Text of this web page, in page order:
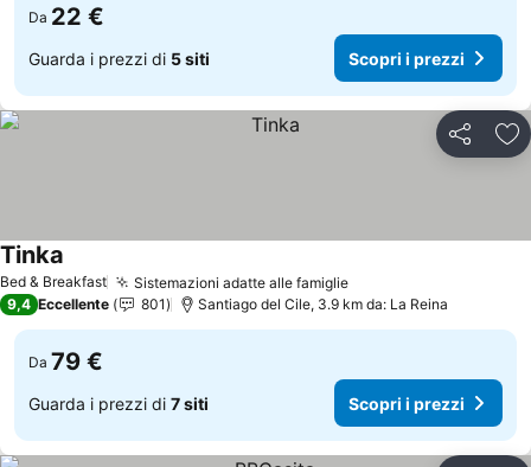
Da 22 €
Guarda i prezzi di 5 siti Scopri i prezzi
Condividi
Bed & Breakfast Sistemazioni adatte alle famiglie
Tinka
9,4 Eccellente 801 Santiago del Cile, 3.9 km da: La Reina
Da 79 €
Guarda i prezzi di 7 siti Scopri i prezzi